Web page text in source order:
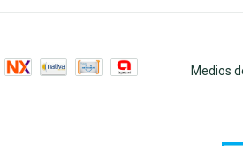
Medios